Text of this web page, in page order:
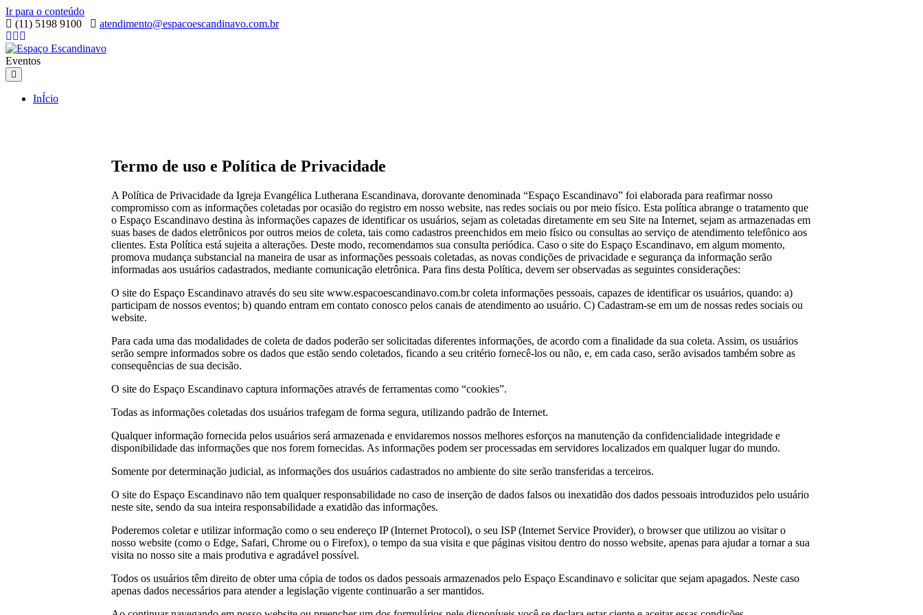
Ir para o conteúdo
(11) 5198 9100
atendimento@espacoescandinavo.com.br
Facebook
Google-maps
Instagram
Eventos
InÍcio
Termo de uso e Política de Privacidade
A Política de Privacidade da Igreja Evangélica Lutherana Escandinava, dorovante denominada “Espaço Escandinavo” foi elaborada para reafirmar nosso
compromisso com as informações coletadas por ocasião do registro em nosso website, nas redes sociais ou por meio físico. Esta política abrange o tratamento que
o Espaço Escandinavo destina às informações capazes de identificar os usuários, sejam as coletadas diretamente em seu Site na Internet, sejam as armazenadas em
suas bases de dados eletrônicos por outros meios de coleta, tais como cadastros preenchidos em meio físico ou consultas ao serviço de atendimento telefônico aos
clientes. Esta Política está sujeita a alterações. Deste modo, recomendamos sua consulta periódica. Caso o site do Espaço Escandinavo, em algum momento,
promova mudança substancial na maneira de usar as informações pessoais coletadas, as novas condições de privacidade e segurança da informação serão
informadas aos usuários cadastrados, mediante comunicação eletrônica. Para fins desta Política, devem ser observadas as seguintes considerações:
O site do Espaço Escandinavo através do seu site www.espacoescandinavo.com.br coleta informações pessoais, capazes de identificar os usuários, quando: a)
participam de nossos eventos; b) quando entram em contato conosco pelos canais de atendimento ao usuário. C) Cadastram-se em um de nossas redes sociais ou
website.
Para cada uma das modalidades de coleta de dados poderão ser solicitadas diferentes informações, de acordo com a finalidade da sua coleta. Assim, os usuários
serão sempre informados sobre os dados que estão sendo coletados, ficando a seu critério fornecê-los ou não, e, em cada caso, serão avisados também sobre as
consequências de sua decisão.
O site do Espaço Escandinavo captura informações através de ferramentas como “cookies”.
Todas as informações coletadas dos usuários trafegam de forma segura, utilizando padrão de Internet.
Qualquer informação fornecida pelos usuários será armazenada e envidaremos nossos melhores esforços na manutenção da confidencialidade integridade e
disponibilidade das informações que nos forem fornecidas. As informações podem ser processadas em servidores localizados em qualquer lugar do mundo.
Somente por determinação judicial, as informações dos usuários cadastrados no ambiente do site serão transferidas a terceiros.
O site do Espaço Escandinavo não tem qualquer responsabilidade no caso de inserção de dados falsos ou inexatidão dos dados pessoais introduzidos pelo usuário
neste site, sendo da sua inteira responsabilidade a exatidão das informações.
Poderemos coletar e utilizar informação como o seu endereço IP (Internet Protocol), o seu ISP (Internet Service Provider), o browser que utilizou ao visitar o
nosso website (como o Edge, Safari, Chrome ou o Firefox), o tempo da sua visita e que páginas visitou dentro do nosso website, apenas para ajudar a tornar a sua
visita no nosso site a mais produtiva e agradável possível.
Todos os usuários têm direito de obter uma cópia de todos os dados pessoais armazenados pelo Espaço Escandinavo e solicitar que sejam apagados. Neste caso
apenas dados necessários para atender a legislação vigente continuarão a ser mantidos.